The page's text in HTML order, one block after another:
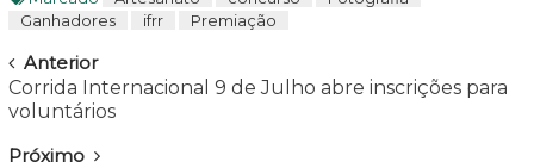
Ganhadores
ifrr Premiação
Navegar
Anterior
Corrida Internacional 9 de Julho abre inscrições para
voluntários
Próximo